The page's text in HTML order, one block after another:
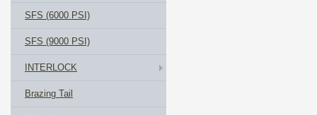
SFS (6000 PSI)
SFS (9000 PSI)
INTERLOCK
Brazing Tail